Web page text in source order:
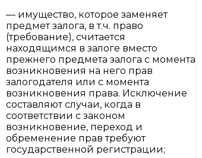
— имущество, которое заменяет
предмет залога, в т.ч. право
(требование), считается
находящимся в залоге вместо
прежнего предмета залога с момента
возникновения на него прав
залогодателя или с момента
возникновения права. Исключение
составляют случаи, когда в
соответствии с законом
возникновение, переход и
обременение прав требуют
государственной регистрации;